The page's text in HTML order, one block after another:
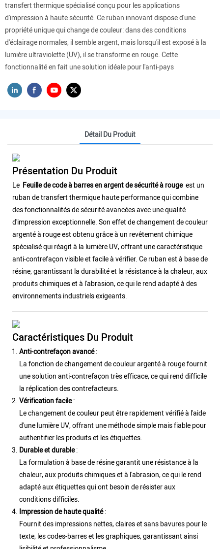
transfert thermique spécialisé conçu pour les applications
d'impression à haute sécurité. Ce ruban innovant dispose d'une
propriété unique qui change de couleur: dans des conditions
d'éclairage normales, il semble argent, mais lorsqu'il est exposé à la
lumière ultraviolette (UV), il se transforme en rouge. Cette
fonctionnalité en fait une solution idéale pour l'anti-pays
Détail Du Produit
Présentation Du Produit
Le Feuille de code à barres en argent de sécurité à rouge est un
ruban de transfert thermique haute performance qui combine
des fonctionnalités de sécurité avancées avec une qualité
d'impression exceptionnelle. Son effet de changement de couleur
argenté à rouge est obtenu grâce à un revêtement chimique
spécialisé qui réagit à la lumière UV, offrant une caractéristique
anti-contrefaçon visible et facile à vérifier. Ce ruban est à base de
résine, garantissant la durabilité et la résistance à la chaleur, aux
produits chimiques et à l'abrasion, ce qui le rend adapté à des
environnements industriels exigeants.
Caractéristiques Du Produit
Anti-contrefaçon avancé:
La fonction de changement de couleur argenté à rouge fournit
une solution anti-contrefaçon très efficace, ce qui rend difficile
la réplication des contrefacteurs.
Vérification facile:
Le changement de couleur peut être rapidement vérifié à l'aide
d'une lumière UV, offrant une méthode simple mais fiable pour
authentifier les produits et les étiquettes.
Durable et durable:
La formulation à base de résine garantit une résistance à la
chaleur, aux produits chimiques et à l'abrasion, ce qui le rend
adapté aux étiquettes qui ont besoin de résister aux
conditions difficiles.
Impression de haute qualité:
Fournit des impressions nettes, claires et sans bavures pour le
texte, les codes-barres et les graphiques, garantissant ainsi